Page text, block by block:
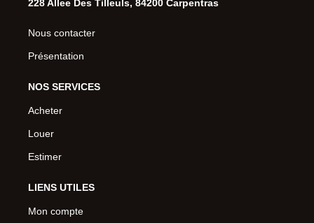
228 Allee Des Tilleuls, 84200 Carpentras
Nous contacter
Présentation
NOS SERVICES
Acheter
Louer
Estimer
LIENS UTILES
Mon compte